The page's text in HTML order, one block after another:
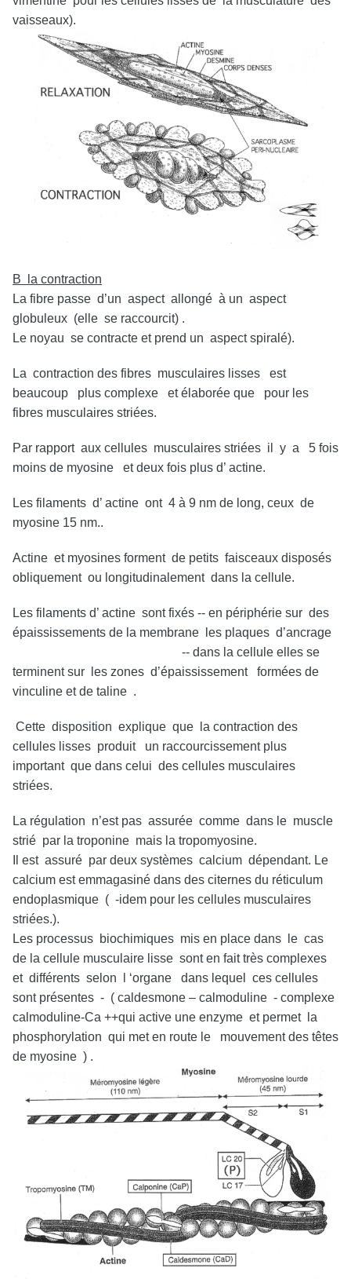
vaisseaux).
B la contraction
La fibre passe d’un aspect allongé à un aspect
globuleux (elle se raccourcit) .
Le noyau se contracte et prend un aspect spiralé).
La contraction des fibres musculaires lisses est
beaucoup plus complexe et élaborée que pour les
fibres musculaires striées.
Par rapport aux cellules musculaires striées il y a 5 fois
moins de myosine et deux fois plus d’ actine.
Les filaments d’ actine ont 4 à 9 nm de long, ceux de
myosine 15 nm..
Actine et myosines forment de petits faisceaux disposés
obliquement ou longitudinalement dans la cellule.
Les filaments d’ actine sont fixés -- en périphérie sur des
épaississements de la membrane les plaques d’ancrage
-- dans la cellule elles se
terminent sur les zones d’épaississement formées de
vinculine et de taline .
Cette disposition explique que la contraction des
cellules lisses produit un raccourcissement plus
important que dans celui des cellules musculaires
striées.
La régulation n’est pas assurée comme dans le muscle
strié par la troponine mais la tropomyosine.
Il est assuré par deux systèmes calcium dépendant. Le
calcium est emmagasiné dans des citernes du réticulum
endoplasmique ( -idem pour les cellules musculaires
striées.).
Les processus biochimiques mis en place dans le cas
de la cellule musculaire lisse sont en fait très complexes
et différents selon l ‘organe dans lequel ces cellules
sont présentes - ( caldesmone – calmoduline - complexe
calmoduline-Ca ++qui active une enzyme et permet la
phosphorylation qui met en route le mouvement des têtes
de myosine ) .